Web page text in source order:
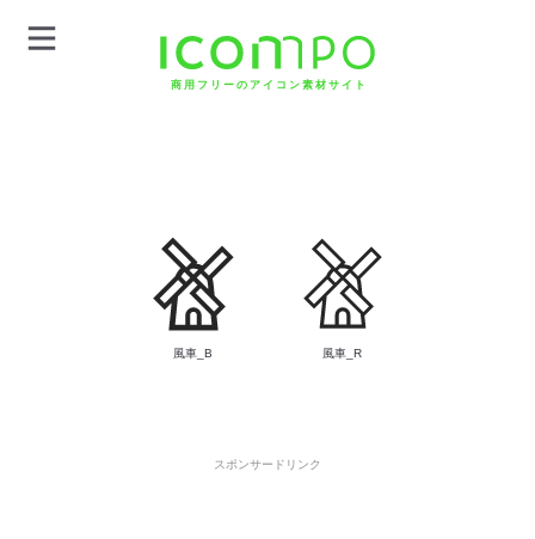
商用フリーのアイコン素材サイト
風車_B 風車_R
スポンサードリンク